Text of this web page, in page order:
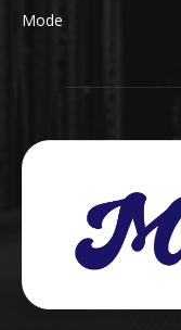
Mode